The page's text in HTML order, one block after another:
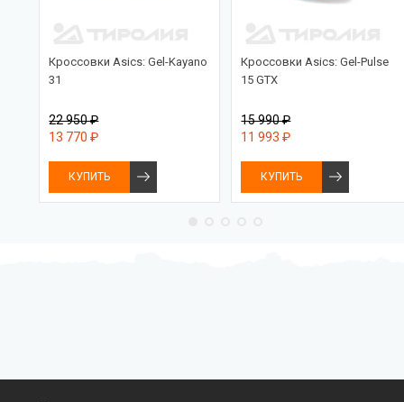
Кроссовки Asics: Gel-Kayano
31
22 950 ₽
13 770 ₽
КУПИТЬ
Кроссовки Asics: Gel-Pulse
15 GTX
15 990 ₽
11 993 ₽
КУПИТЬ